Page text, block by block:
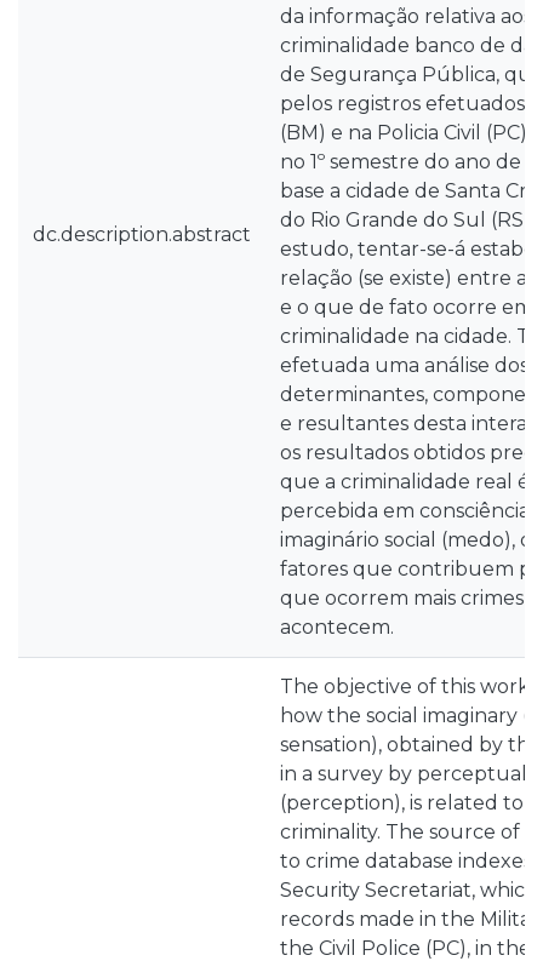
dc.description.abstract
da informação relativa aos
criminalidade banco de
de Segurança Pública,
pelos registros efetuados
(BM) e na Policia Civil (PC),
no 1º semestre do ano de
base a cidade de Santa
do Rio Grande do Sul (RS),
estudo, tentar-se-á
relação (se existe) entre a
e o que de fato ocorre em
criminalidade na cidade.
efetuada uma análise dos
determinantes,
e resultantes desta
os resultados obtidos
que a criminalidade real é
percebida em consciência
imaginário social (medo),
fatores que contribuem
que ocorrem mais crimes
acontecem.
The objective of this work
how the social imaginary
sensation), obtained by
in a survey by perceptual
(perception), is related to
criminality. The source of
to crime database indexes
Security Secretariat,
records made in the
the Civil Police (PC), in the